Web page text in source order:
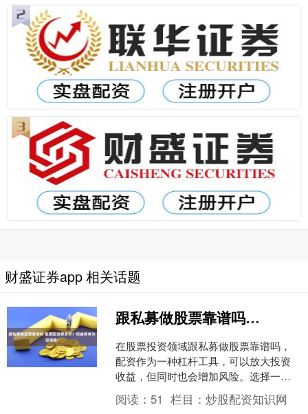
财盛证券app 相关话题
跟私募做股票靠谱吗 股票配资哪家好？权威榜单为您揭晓！
在股票投资领域跟私募做股票靠谱吗，
配资作为一种杠杆工具，可以放大投资
收益，但同时也会增加风险。选择一家
可靠的股票配资平台至关重要。 * **风险
管理：**正规配....
阅读： 51 栏目：炒股配资知识网